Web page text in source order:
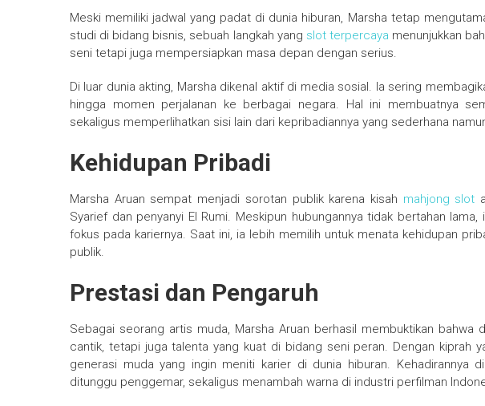
Meski memiliki jadwal yang padat di dunia hiburan, Marsha tetap
studi di bidang bisnis, sebuah langkah yang slot terpercaya menunjukkan
seni tetapi juga mempersiapkan masa depan dengan serius.
Di luar dunia akting, Marsha dikenal aktif di media sosial. Ia sering
hingga momen perjalanan ke berbagai negara. Hal ini membuatnya
sekaligus memperlihatkan sisi lain dari kepribadiannya yang sederhana
Kehidupan Pribadi
Marsha Aruan sempat menjadi sorotan publik karena kisah mahjong slot
Syarief dan penyanyi El Rumi. Meskipun hubungannya tidak bertahan
fokus pada kariernya. Saat ini, ia lebih memilih untuk menata kehidupan
publik.
Prestasi dan Pengaruh
Sebagai seorang artis muda, Marsha Aruan berhasil membuktikan bahwa
cantik, tetapi juga talenta yang kuat di bidang seni peran. Dengan kiprah
generasi muda yang ingin meniti karier di dunia hiburan. Kehadirannya
ditunggu penggemar, sekaligus menambah warna di industri perfilman